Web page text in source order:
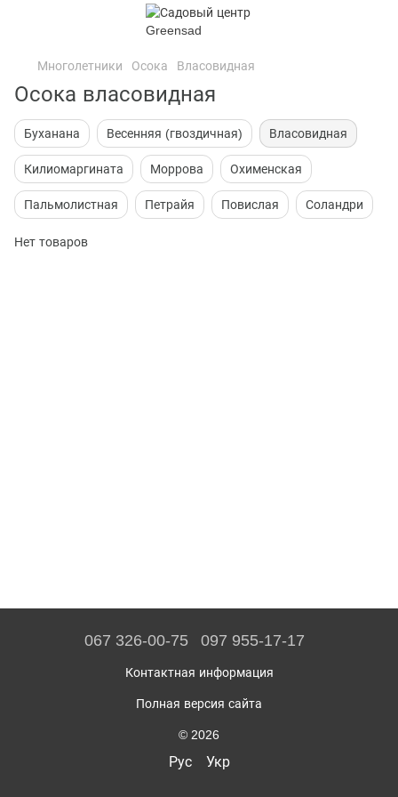
Многолетники Осока Власовидная
Осока власовидная
Буханана Весенняя (гвоздичная) Власовидная
Килиомаргината Моррова Охименская
Пальмолистная Петрайя Повислая Соландри
Нет товаров
067 326-00-75 097 955-17-17
Контактная информация
Полная версия сайта
© 2026
Рус Укр